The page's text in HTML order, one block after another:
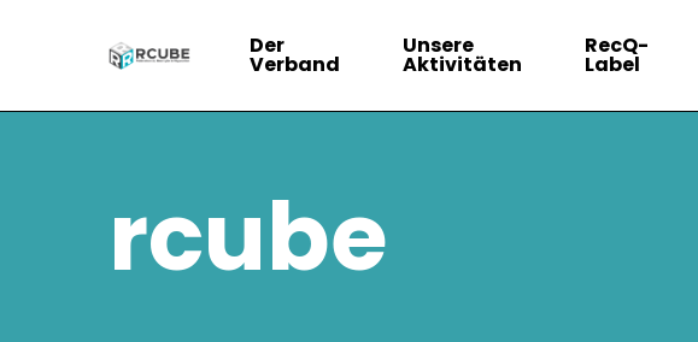
Der
Verband
Unsere
Aktivitäten
RecQ-
Label
rcube